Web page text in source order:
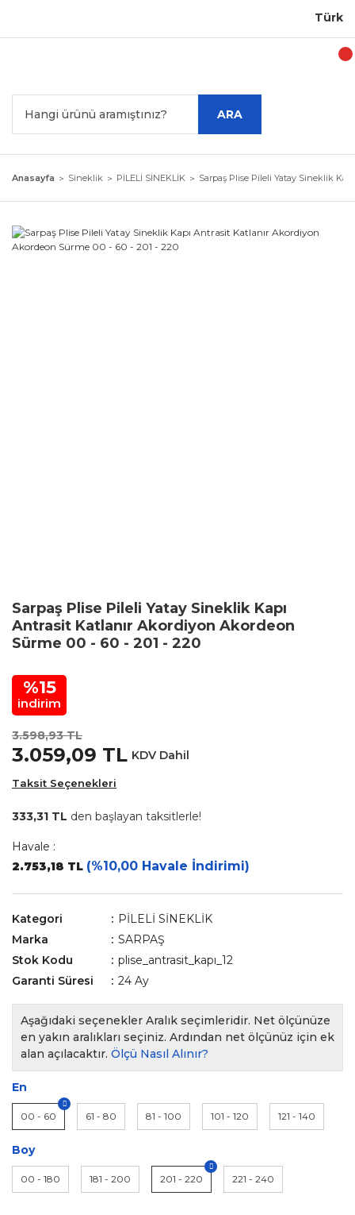
ARA
Anasayfa Sineklik PİLELİ SİNEKLİK Sarpaş Plise Pileli Yatay Sineklik
Sarpaş Plise Pileli Yatay Sineklik Kapı
Antrasit Katlanır Akordiyon Akordeon
Sürme 00 - 60 - 201 - 220
%15
indirim
3.598,93 TL
3.059,09 TL KDV Dahil
Taksit Seçenekleri
333,31 TL den başlayan taksitlerle!
Havale :
2.753,18 TL (%10,00 Havale İndirimi)
Kategori
PİLELİ SİNEKLİK
Marka
SARPAŞ
Stok Kodu
plise_antrasit_kapı_12
Garanti Süresi
24 Ay
Aşağıdaki seçenekler Aralık seçimleridir. Net ölçünüze
en yakın aralıkları seçiniz. Ardından net ölçünüz için ek
alan açılacaktır. Ölçü Nasıl Alınır?
En
00 - 60 61 - 80 81 - 100 101 - 120 121 - 140
Boy
00 - 180 181 - 200 201 - 220 221 - 240